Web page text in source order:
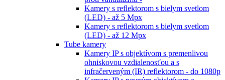
Kamery s reflektorom s bielym svetlom
(LED) - až 5 Mpx
Kamery s reflektorom s bielym svetlom
(LED) - až 12 Mpx
Tube kamery
Kamery IP s objektívom s premenlivou
ohniskovou vzdialenosťou a s
infračerveným (IR) reflektorom - do 1080p